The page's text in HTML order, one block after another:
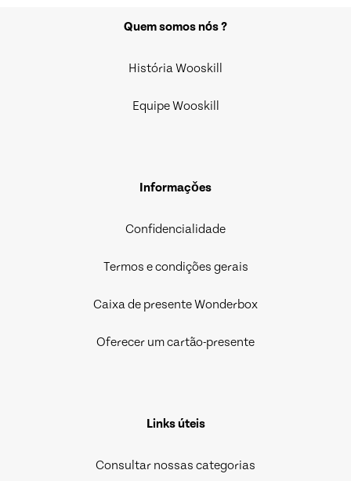
Quem somos nós ?
História Wooskill
Equipe Wooskill
Informaçǒes
Confidencialidade
Termos e condições gerais
Caixa de presente Wonderbox
Oferecer um cartão-presente
Links úteis
Consultar nossas categorias